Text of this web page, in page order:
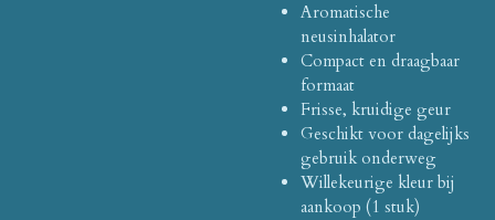
Aromatische
neusinhalator
Compact en draagbaar
formaat
Frisse, kruidige geur
Geschikt voor dagelijks
gebruik onderweg
Willekeurige kleur bij
aankoop (1 stuk)